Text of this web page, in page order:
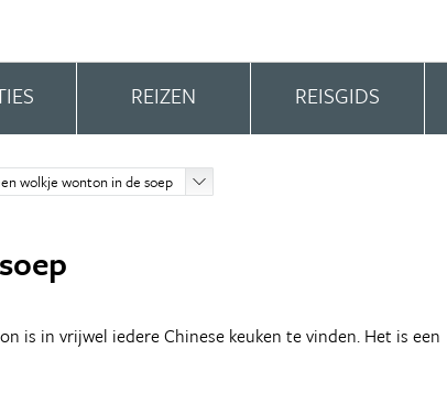
REIZEN REISGIDS
wolkje wonton in de soep
is in vrijwel iedere Chinese keuken te vinden. Het is een